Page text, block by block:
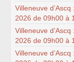
Villeneuve
2026 de 09h00 à
Villeneuve
2026 de 09h00 à
Villeneuve